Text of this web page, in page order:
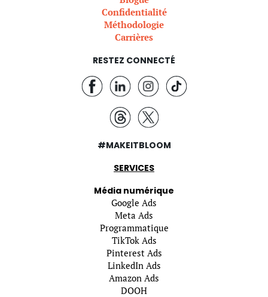
Confidentialité
Méthodologie
Carrières
RESTEZ CONNECTÉ
#MAKEITBLOOM
SERVICES
Média numérique
Google Ads
Meta Ads
Programmatique
TikTok Ads
Pinterest Ads
LinkedIn Ads
Amazon Ads
DOOH